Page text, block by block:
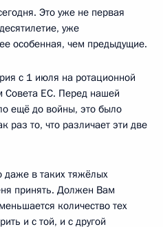
Это уже не первая
уже
особенная, чем предыдущие.
с 1 июля на ротационной
Совета ЕС. Перед нашей
ещё до войны, это было
раз то, что различает эти две
даже в таких тяжёлых
принять. Должен Вам
количество тех
и с той, и с другой